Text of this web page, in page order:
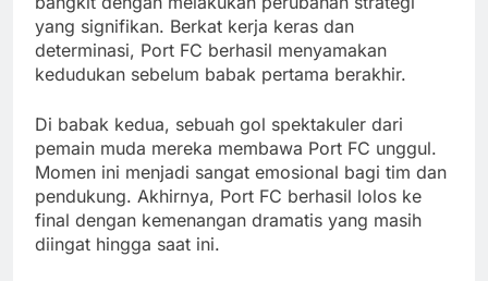
yang signifikan. Berkat kerja keras dan
determinasi, Port FC berhasil menyamakan
kedudukan sebelum babak pertama berakhir.
Di babak kedua, sebuah gol spektakuler dari
pemain muda mereka membawa Port FC unggul.
Momen ini menjadi sangat emosional bagi tim dan
pendukung. Akhirnya, Port FC berhasil lolos ke
final dengan kemenangan dramatis yang masih
diingat hingga saat ini.